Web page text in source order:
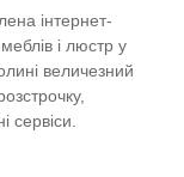
інтернет-
і люстр у
величезний
сервіси.